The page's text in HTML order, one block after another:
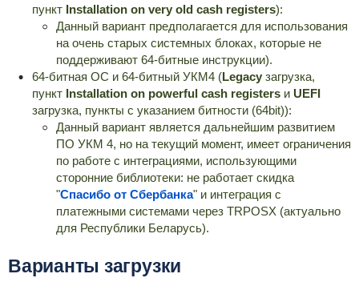
пункт Installation on very old cash registers):
Данный вариант предполагается для использования
на очень старых системных блоках, которые не
поддерживают 64-битные инструкции).
64-битная ОС и 64-битный УКМ4 (Legacyзагрузка,
пункт Installation on powerful cash registersи UEFI
загрузка, пункты с указанием битности (64bit)):
Данный вариант является дальнейшим развитием
ПО УКМ 4, но на текущий момент, имеет ограничения
по работе с интеграциями, использующими
сторонние библиотеки: не работает скидка
"Спасибо от Сбербанка" и интеграция с
платежными системами через TRPOSX (актуально
для Республики Беларусь).
Варианты загрузки